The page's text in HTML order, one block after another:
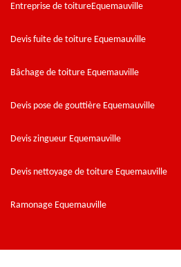
Entreprise de toitureEquemauville
Devis fuite de toiture Equemauville
Bâchage de toiture Equemauville
Devis pose de gouttière Equemauville
Devis zingueur Equemauville
Devis nettoyage de toiture Equemauville
Ramonage Equemauville